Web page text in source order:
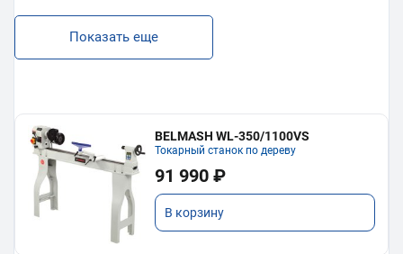
Показать еще
BELMASH WL-350/1100VS
Токарный станок по дереву
91 990 ₽
В корзину